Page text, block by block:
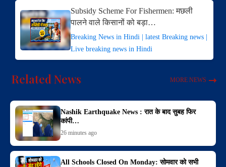
Subsidy Scheme For Fishermen: मछली
पालने वाले किसानों को बड़ा…
Breaking News in Hindi | latest Breaking news |
Live breaking news in Hindi
Related News MORE NEWS
Nashik Earthquake News : रात के बाद सुबह फिर
कांपी…
26 minutes ago
All Schools Closed On Monday: सोमवार को सभी